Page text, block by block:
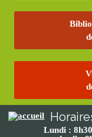
Lundi :